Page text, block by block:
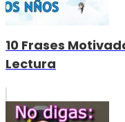
10 Frases
Lectura